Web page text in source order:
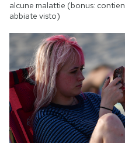
alcune malattie (bonus:
abbiate visto)